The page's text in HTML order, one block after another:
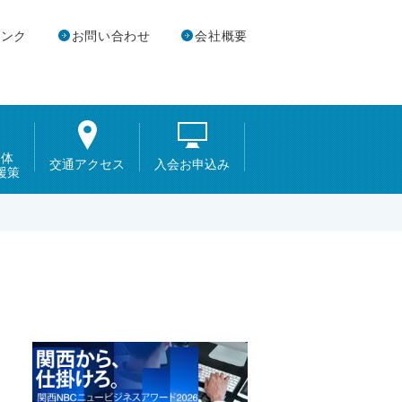
策
交通アクセス 入会お申込み
ク お問い合わせ 会社概要